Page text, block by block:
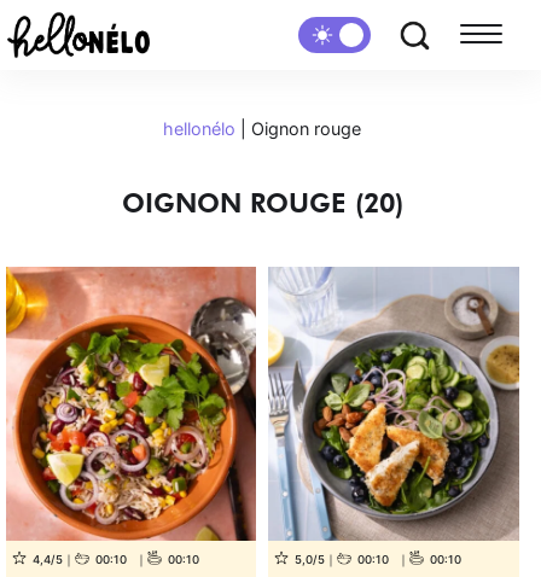
hellonélo |Oignon rouge
OIGNON ROUGE (20)
4,4/5 00:10 00:10 5,0/5 00:10 00:10